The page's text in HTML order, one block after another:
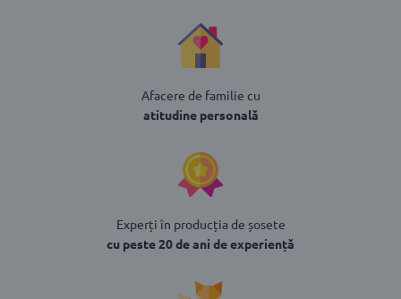
Afacere de familie cu
atitudine personală
Experți în producția de șosete
cu peste 20 de ani de experiență